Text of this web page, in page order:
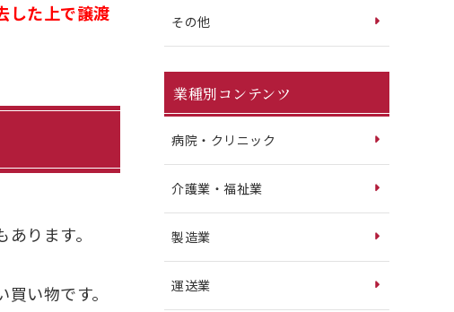
その他
業種別コンテンツ
病院・クリニック
介護業・福祉業
製造業
運送業
した上で譲渡
ります。
い物です。